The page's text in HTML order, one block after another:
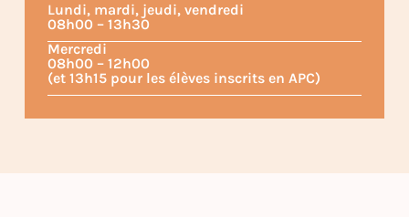
Lundi, mardi, jeudi, vendredi
08h00 – 13h30
Mercredi
08h00 – 12h00
(et 13h15 pour les élèves inscrits en APC)